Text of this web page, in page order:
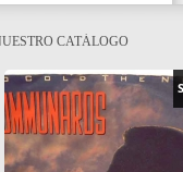
CATÁLOGO